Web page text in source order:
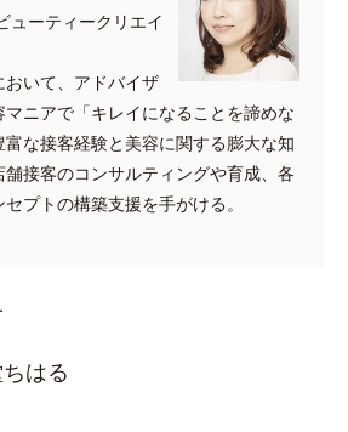
ューティークリエイ
いて、アドバイザ
ニアで「キレイになることを諦めな
な接客経験と美容に関する膨大な知
接客のコンサルティングや育成、各
プトの構築支援を手がける。
はる